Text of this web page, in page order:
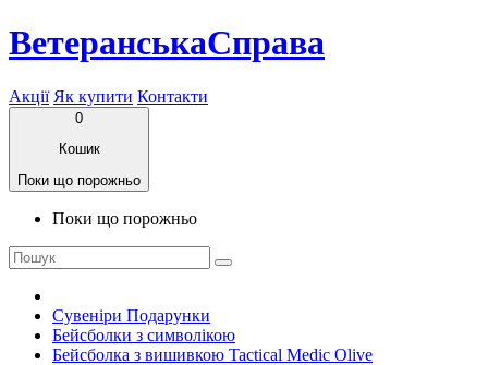
ВетеранськаСправа
Акції Як купити Контакти
0
Кошик
Поки що порожньо
Поки що порожньо
Сувеніри Подарунки
Бейсболки з символікою
Бейсболка з вишивкою Tactical Medic Olive